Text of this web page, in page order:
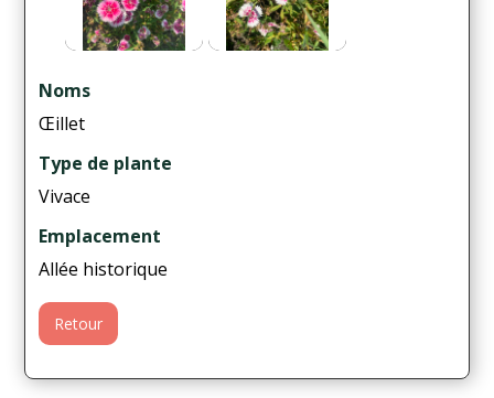
Noms
Œillet
Type de plante
Vivace
Emplacement
Allée historique
Retour